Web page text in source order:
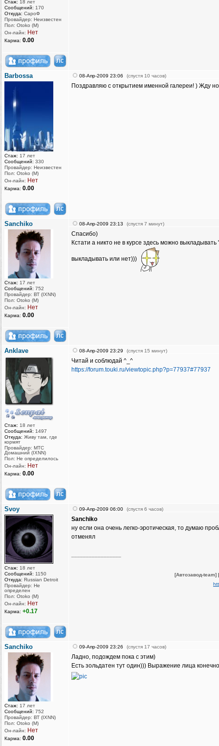
Стаж: 18 лет
Сообщений: 170
Откуда: СароФ
Провайдер: Неизвестен
Пол: Otoko (M)
Он-лайн: Нет
Карма: 0.00
Barbossa
Стаж: 17 лет
Сообщений: 330
Провайдер: Неизвестен
Пол: Otoko (M)
Он-лайн: Нет
Карма: 0.00
08-Апр-2009 23:06 (спустя 10 часов)
Поздравляю с открытием именной галереи! ) Жду
Sanchiko
Стаж: 17 лет
Сообщений: 752
Провайдер: ВТ (IXNN)
Пол: Otoko (M)
Он-лайн: Нет
Карма: 0.00
08-Апр-2009 23:13 (спустя 7 минут)
Спасибо)
Кстати а никто не в курсе здесь можно
выкладывать или нет)))
Anklave
Стаж: 18 лет
Сообщений: 1497
Откуда: Живу там, где
кормят
Провайдер: МТС
Домашний (IXNN)
Пол: Не определилось
Он-лайн: Нет
Карма: 0.00
08-Апр-2009 23:29 (спустя 15 минут)
Читай и соблюдай ^_^
https://forum.touki.ru/viewtopic.php?p=77937#77937
Svoy
Стаж: 18 лет
Сообщений: 1150
Откуда: Russian Detroit
Провайдер: Не
определен
Пол: Otoko (M)
Он-лайн: Нет
Карма: +0.17
09-Апр-2009 06:00 (спустя 6 часов)
Sanchiko
ну если она очень легко-эротическая, то думаю
отменял
[Автозавод-team]
Sanchiko
Стаж: 17 лет
Сообщений: 752
Провайдер: ВТ (IXNN)
Пол: Otoko (M)
Он-лайн: Нет
Карма: 0.00
09-Апр-2009 23:26 (спустя 17 часов)
Ладно, подождем пока с этим)
Есть зольдатен тут один))) Выражение лица